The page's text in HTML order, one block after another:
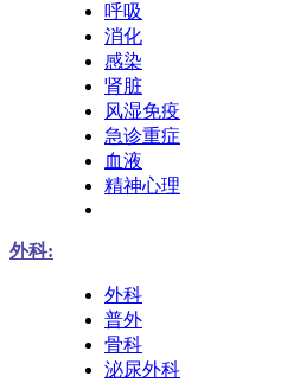
呼吸
消化
感染
肾脏
风湿免疫
急诊重症
血液
精神心理
外科:
外科
普外
骨科
泌尿外科